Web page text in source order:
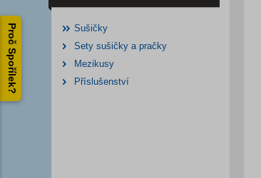
Proč Spořílek?
Sušičky
Sety sušičky a pračky
Mezikusy
Příslušenství